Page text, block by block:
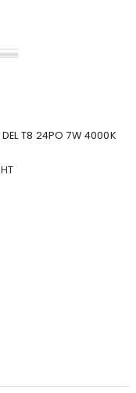
DEL T8 24PO 7W 4000K